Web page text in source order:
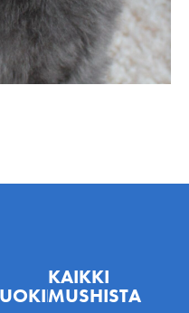
KAIKKI
MUSHISTA